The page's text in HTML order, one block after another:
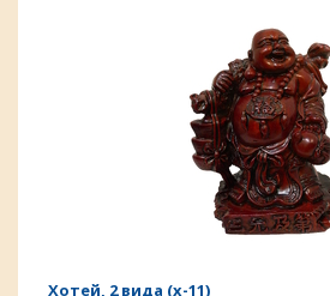
Хотей, 2 вида (х-11)